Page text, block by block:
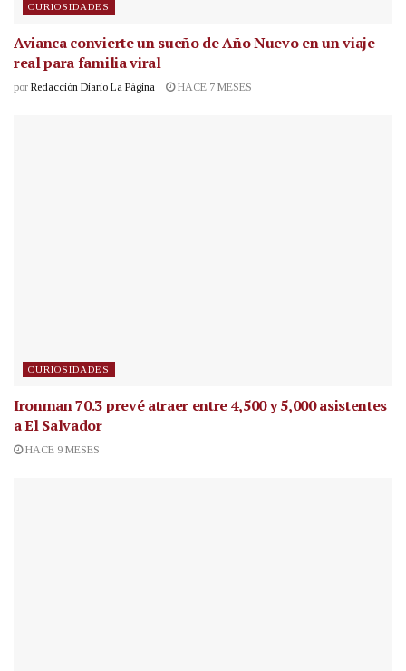
CURIOSIDADES
Avianca convierte un sueño de Año Nuevo en un viaje
real para familia viral
por Redacción Diario La Página HACE 7 MESES
CURIOSIDADES
Ironman 70.3 prevé atraer entre 4,500 y 5,000 asistentes
a El Salvador
HACE 9 MESES